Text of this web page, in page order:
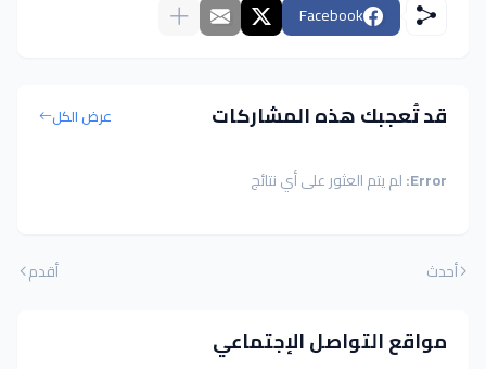
Facebook
قد تُعجبك هذه المشاركات عرض الكل
Error: لم يتم العثور على أي نتائج
أحدث أقدم
مواقع التواصل الإجتماعي